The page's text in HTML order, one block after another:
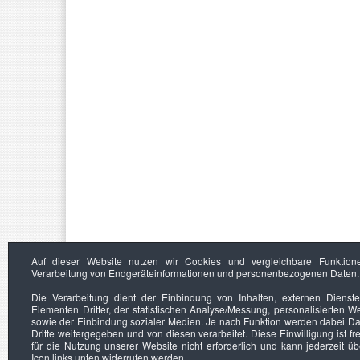
Auf dieser Website nutzen wir Cookies und vergleichbare
Verarbeitung von Endgeräteinformationen und personenbezogenen Daten.
Die Verarbeitung dient der Einbindung von Inhalten, externen
Elementen Dritter, der statistischen Analyse/Messung, personalisierten
sowie der Einbindung sozialer Medien. Je nach Funktion werden dabei
Dritte weitergegeben und von diesen verarbeitet. Diese Einwilligung ist
für die Nutzung unserer Website nicht erforderlich und kann jederzeit
Icon links unten widerrufen werden.